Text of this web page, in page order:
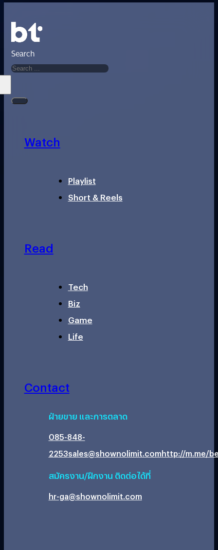
Search
Watch
Playlist
Short & Reels
Read
Tech
Biz
Game
Life
Contact
ฝ่ายขาย และการตลาด
085-848-
2253sales@shownolimit.comhttp://m.me/
สมัครงาน/ฝึกงาน ติดต่อได้ที่
hr-ga@shownolimit.com